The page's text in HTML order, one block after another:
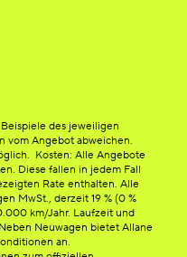
des jeweiligen
vom Angebot abweichen.
Kosten: Alle Angebote
Diese fallen in jedem Fall
Rate enthalten. Alle
MwSt., derzeit 19 % (0 %
km/Jahr. Laufzeit und
Neuwagen bietet Allane
an.